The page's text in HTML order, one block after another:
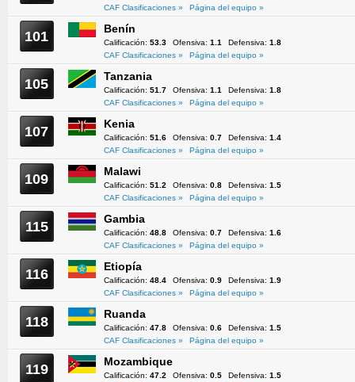
CAF Clasificaciones »
Página del equipo »
101 Benín
Calificación: 53.3 Ofensiva: 1.1 Defensiva: 1.8
CAF Clasificaciones »
Página del equipo »
105 Tanzania
Calificación: 51.7 Ofensiva: 1.1 Defensiva: 1.8
CAF Clasificaciones »
Página del equipo »
107 Kenia
Calificación: 51.6 Ofensiva: 0.7 Defensiva: 1.4
CAF Clasificaciones »
Página del equipo »
109 Malawi
Calificación: 51.2 Ofensiva: 0.8 Defensiva: 1.5
CAF Clasificaciones »
Página del equipo »
115 Gambia
Calificación: 48.8 Ofensiva: 0.7 Defensiva: 1.6
CAF Clasificaciones »
Página del equipo »
116 Etiopía
Calificación: 48.4 Ofensiva: 0.9 Defensiva: 1.9
CAF Clasificaciones »
Página del equipo »
118 Ruanda
Calificación: 47.8 Ofensiva: 0.6 Defensiva: 1.5
CAF Clasificaciones »
Página del equipo »
119 Mozambique
Calificación: 47.2 Ofensiva: 0.5 Defensiva: 1.5